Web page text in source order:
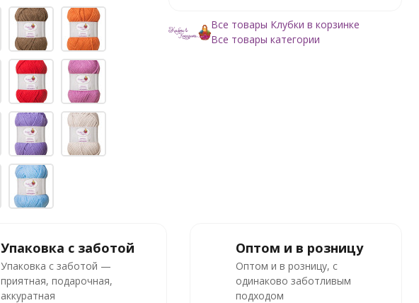
Все товары Клубки в корзинке
Все товары категории
Упаковка с заботой
Упаковка с заботой —
приятная, подарочная,
аккуратная
Оптом и в розницу
Оптом и в розницу, с
одинаково заботливым
подходом